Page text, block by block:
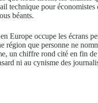
technique pour
béants.
Europe occupe les écrans
région que personne ne
un chiffre rond cité en fin
ni au cynisme des